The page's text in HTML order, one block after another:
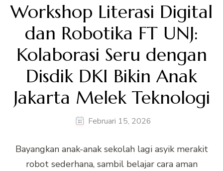
Workshop Literasi Digital
dan Robotika FT UNJ:
Kolaborasi Seru dengan
Disdik DKI Bikin Anak
Jakarta Melek Teknologi
Februari 15, 2026
Bayangkan anak-anak sekolah lagi asyik merakit
robot sederhana, sambil belajar cara aman